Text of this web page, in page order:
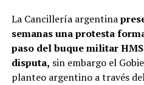
La Cancillería argentina
semanas una protesta
paso del buque militar
disputa, sin embargo el
planteo argentino a través